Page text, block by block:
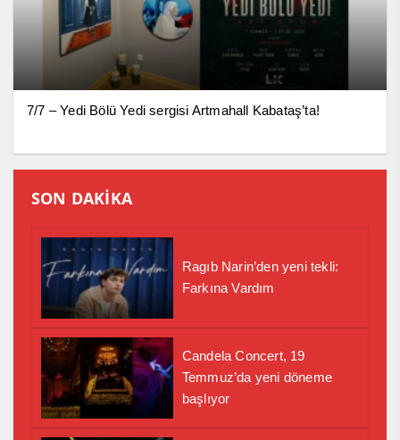
7/7 – Yedi Bölü Yedi sergisi Artmahall Kabataş’ta!
SON DAKİKA
Ragıb Narin’den yeni tekli:
Farkına Vardım
Candela Concert, 19
Temmuz’da yeni döneme
başlıyor